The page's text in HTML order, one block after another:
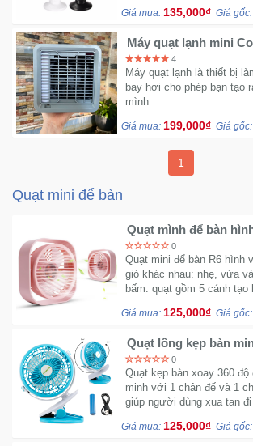
Khuyến
Mãi
Thiết
Kiện
Công
Nghệ
Thiết
Giải
Giá mua: 135,000₫ Giá gốc:
Máy quạt lạnh mini
bàn - Đổ nước tạo hơi
4
Máy quạt lạnh là thiết bị
bay hơi cho phép bạn tạo
mình
Giá mua: 199,000₫ Giá gốc:
1
Quạt mini để bàn
Quạt mình để bàn
USB
0
Quạt mini để bàn R6 hình
gió khác nhau: nhẹ, vừa
bấm. quạt gồm 5 cánh
đồng đều và mạnh hơn
Giá mua: 125,000₫ Giá gốc:
Quạt lồng kẹp bàn
360 độ A5
0
Quạt kẹp bàn xoay 360
minh với 1 chân đế và 1
giúp người dùng xua tan
Giá mua: 125,000₫ Giá gốc: